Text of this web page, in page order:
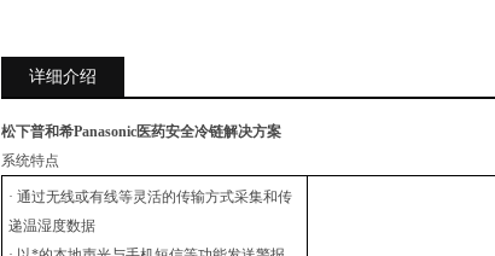
详细介绍
松下普和希Panasonic医药安全冷链解决方案
系统特点
· 通过无线或有线等灵活的传输方式采集和传
递温湿度数据